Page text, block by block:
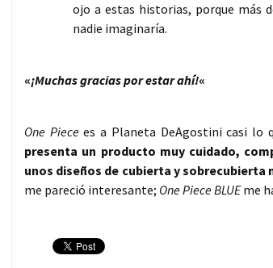
ojo a estas historias, porque más
nadie imaginaría.
«¡Muchas gracias por estar ahí!«
One Piecees a Planeta DeAgostini casi lo
presenta un producto muy cuidado,
unos diseños de cubierta y sobrecubierta
me pareció interesante; One Piece BLUEme